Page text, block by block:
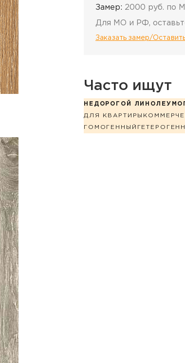
Замер: 2000 руб. по
Для МО и РФ,
Заказать замер/
Часто ищут
НЕДОРОГОЙ ЛИНОЛЕУМ
ДЛЯ КВАРТИРЫ
ГОМОГЕННЫЙ